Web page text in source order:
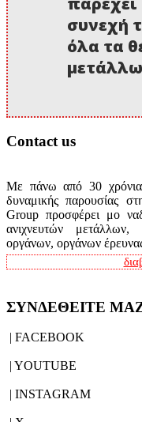
συνεχή
όλα τα
Contact us
Με πάνω από 30 χρόνια
δυναμικής παρουσίας
Group προσφέρει μο
ανιχνευτών μετάλλων,
οργάνων, οργάνων
ΣΥΝΔΕΘΕΙΤΕ
| FACEBOOK
| YOUTUBE
| INSTAGRAM